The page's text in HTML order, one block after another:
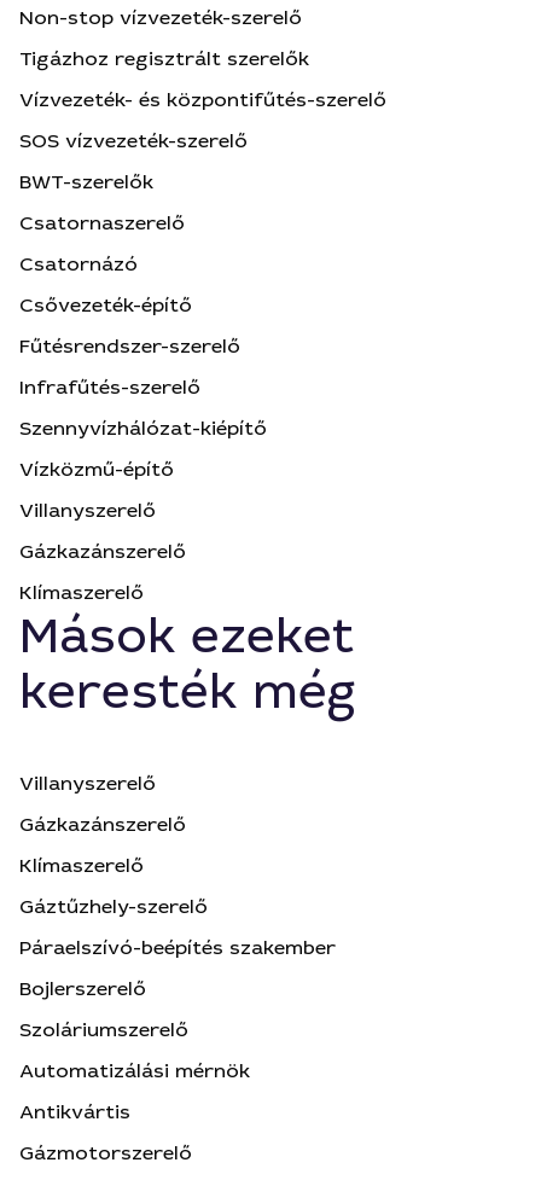
Non-stop vízvezeték-szerelő
Tigázhoz regisztrált szerelők
Vízvezeték- és központifűtés-szerelő
SOS vízvezeték-szerelő
BWT-szerelők
Csatornaszerelő
Csatornázó
Csővezeték-építő
Fűtésrendszer-szerelő
Infrafűtés-szerelő
Szennyvízhálózat-kiépítő
Vízközmű-építő
Villanyszerelő
Gázkazánszerelő
Klímaszerelő
Mások ezeket
keresték még
Villanyszerelő
Gázkazánszerelő
Klímaszerelő
Gáztűzhely-szerelő
Páraelszívó-beépítés szakember
Bojlerszerelő
Szoláriumszerelő
Automatizálási mérnök
Antikvártis
Gázmotorszerelő